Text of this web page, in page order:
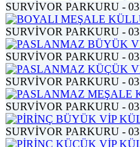
SURVİVOR PARKURU - 03
SURVİVOR PARKURU - 03
SURVİVOR PARKURU - 03
SURVİVOR PARKURU - 03
SURVİVOR PARKURU - 03
SURVİVOR PARKURU - 03